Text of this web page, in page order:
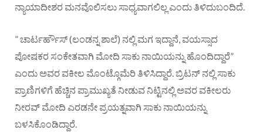
ನ್ಯಾಯಾದೀಶರ ಮನವೊಲಿಸಲು ಸಾಧ್ಯವಾಗಲಿಲ್ಲ ಎಂದು ತಿಳಿದುಬಂದಿದೆ.
” ಚಾರ್ಟರ್ಹೌಸ್ (ಲಂಡನ್ನ ಶಾಲೆ) ನಲ್ಲಿ ಮಗ ಇದ್ದಾನೆ, ವಯಸ್ಸಾದ
ಪೋಷಕರ ಸಂಕೇತವಾಗಿ ಮೋದಿ ಸಾಕು ನಾಯಿಯನ್ನು ಹೊಂದಿದ್ದಾರೆ”
ಎಂದು ಅವರ ವಕೀಲ ಮೊಂಟ್ಗೊಮೆರಿ ತಿಳಿಸಿದ್ದಾರೆ. ಬ್ರಿಟನ್ ನಲ್ಲಿ ಸಾಕು
ಪ್ರಾಣಿಗಳಿಗೆ ಹೆಚ್ಚಿನ ಪ್ರಾಮುಖ್ಯತೆ ನೀಡುವ ನಿಟ್ಟಿನಲ್ಲಿ ಅವರ ವಕೀಲರು
ನೀರವ್ ಮೋದಿ ಎರಡನೇ ಪ್ರಯತ್ನವಾಗಿ ಸಾಕು ನಾಯಿಯನ್ನು
ಬಳಸಿಕೊಂಡಿದ್ದಾರೆ.